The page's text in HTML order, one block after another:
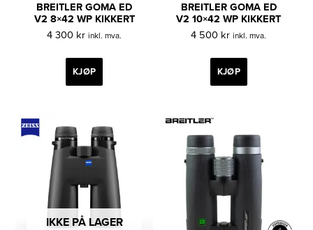
BREITLER GOMA ED
V2 8×42 WP KIKKERT
4 300 kr inkl. mva.
KJØP
BREITLER GOMA ED
V2 10×42 WP KIKKERT
4 500 kr inkl. mva.
KJØP
IKKE PÅ LAGER